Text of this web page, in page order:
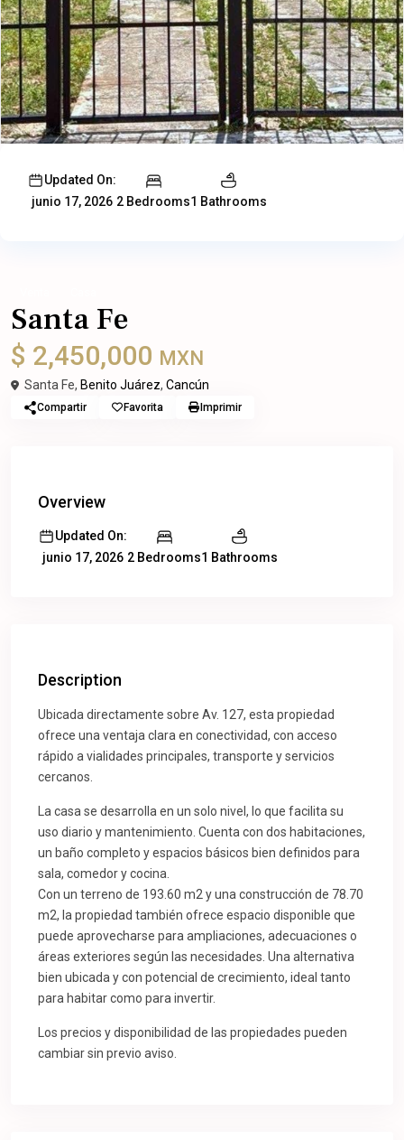
Updated On:
junio 17, 2026 2 Bedrooms1 Bathrooms
Santa Fe
$ 2,450,000 MXN
Santa Fe, Benito Juárez, Cancún
Compartir Favorita Imprimir
Overview
Updated On:
junio 17, 2026 2 Bedrooms1 Bathrooms
Description
Ubicada directamente sobre Av. 127, esta propiedad
ofrece una ventaja clara en conectividad, con acceso
rápido a vialidades principales, transporte y servicios
cercanos.
La casa se desarrolla en un solo nivel, lo que facilita su
uso diario y mantenimiento. Cuenta con dos habitaciones,
un baño completo y espacios básicos bien definidos para
sala, comedor y cocina.
Con un terreno de 193.60 m2 y una construcción de 78.70
m2, la propiedad también ofrece espacio disponible que
puede aprovecharse para ampliaciones, adecuaciones o
áreas exteriores según las necesidades. Una alternativa
bien ubicada y con potencial de crecimiento, ideal tanto
para habitar como para invertir.
Los precios y disponibilidad de las propiedades pueden
cambiar sin previo aviso.